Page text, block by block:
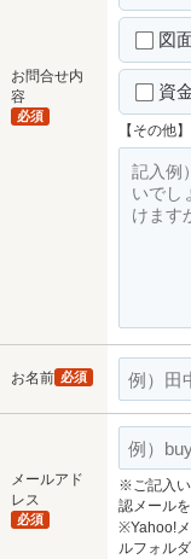
お問合せ内
容
必須
図
資
【その他】
お名前 必須
メールアド
レス
必須
※ご記入い
認メール
※Yahoo!
ルフォル